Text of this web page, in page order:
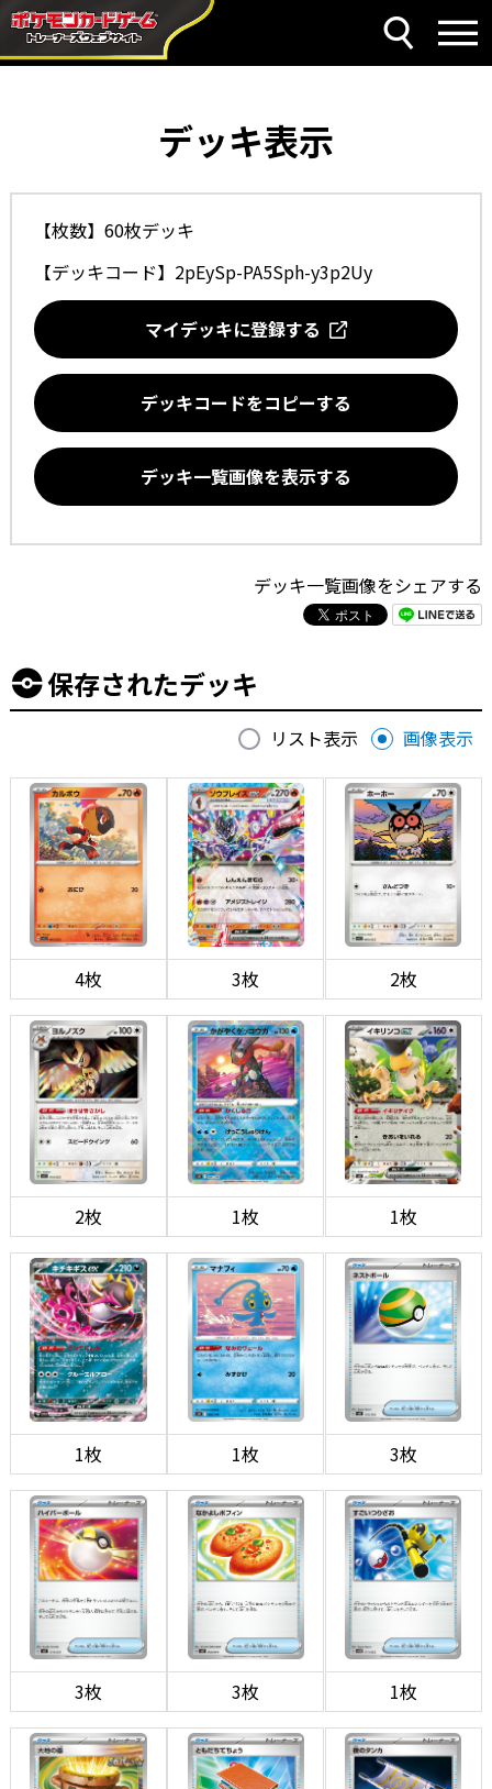
デッキ表示
【枚数】60枚デッキ
【デッキコード】 2pEySp-PA5Sph-y3p2Uy
マイデッキに登録する
デッキコードをコピーする
デッキ一覧画像を表示する
デッキ一覧画像をシェアする
保存されたデッキ
リスト表示 画像表示
4枚 3枚 2枚
2枚 1枚 1枚
1枚 1枚 3枚
3枚 3枚 1枚